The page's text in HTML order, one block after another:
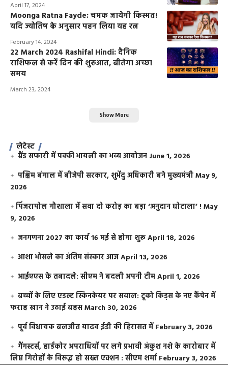
April 17, 2024
Moonga Ratna Fayde: चमक जायेगी किस्मत!
यदि ज्योतिष के अनुसार पहन लिया यह रत्न
February 14, 2024
22 March 2024 Rashifal Hindi: दैनिक
राशिफल से करें दिन की शुरुआत, बीतेगा अच्छा
समय
March 23, 2024
Show More
लेटेस्ट
ग्रैंड सफारी में पक्की भायली का भव्य आयोजन June 1, 2026
पश्चिम बंगाल में बीजेपी सरकार, शुभेंदु अधिकारी बने मुख्यमंत्रीMay 9,
2026
​पिंजरापोल गौशाला में सवा दो करोड़ का बड़ा ‘अनुदान घोटाला’ !May
9, 2026
जनगणना 2027 का कार्य 16 मई से होगा शुरूApril 18, 2026
आशा भोसले का अंतिम संस्कार आजApril 13, 2026
आईएएस के तबादले: सीएम ने बदली अपनी टीमApril 1, 2026
बच्चों के लिए एडल्ट स्किनकेयर पर सवाल: टूको किड्स के नए कैंपेन में
फराह खान ने उठाई बहसMarch 30, 2026
पूर्व विधायक बलजीत यादव ईडी की हिरासत में February 3, 2026
गैंगस्टर्स, हार्डकोर अपराधियों पर लगे प्रभावी अंकुश नशे के कारोबार में
लिप्त गिरोहों के विरूद्ध हो सख्त एक्शन : सीएम शर्मा February 3, 2026